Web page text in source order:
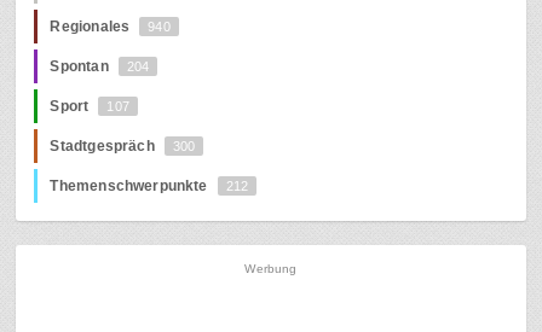
Regionales 940
Spontan 204
Sport 107
Stadtgespräch 300
Themenschwerpunkte 212
Werbung